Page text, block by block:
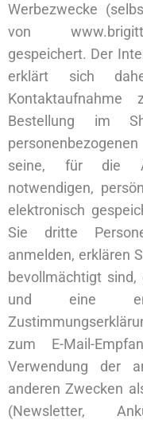
Werbezwecke
von
gespeichert. Der
erklärt sich
Kontaktaufnahme
Bestellung im
seine, für die
notwendigen,
elektronisch
Sie dritte
anmelden, erklären
bevollmächtigt
und eine
zum E-Mail-
Verwendung der
anderen Zwecken
(Newsletter,